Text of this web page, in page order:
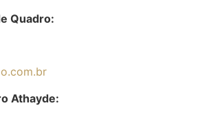
Quadro:
Athayde: